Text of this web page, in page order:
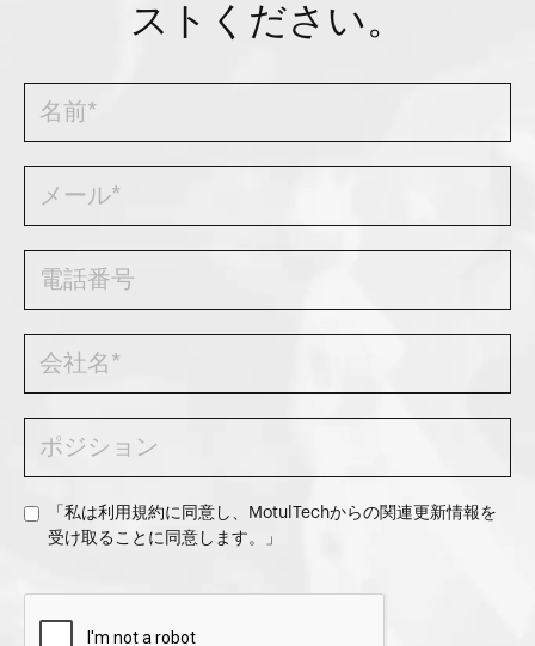
ストください。
「私は利用規約に同意し、MotulTechからの関連更新情報を
受け取ることに同意します。」